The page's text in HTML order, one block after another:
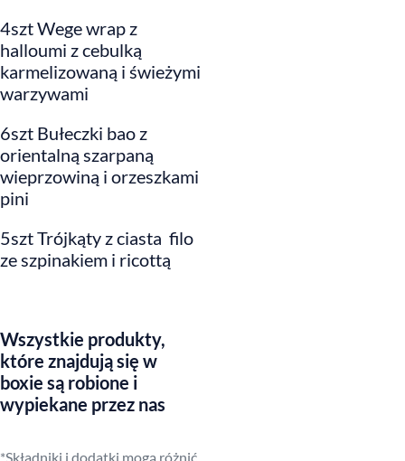
4szt Wege wrap z
halloumi z cebulką
karmelizowaną i świeżymi
warzywami
6szt Bułeczki bao z
orientalną szarpaną
wieprzowiną i orzeszkami
pini
5szt Trójkąty z ciasta filo
ze szpinakiem i ricottą
Wszystkie produkty,
które znajdują się w
boxie są robione i
wypiekane przez nas
*Składniki i dodatki mogą różnić